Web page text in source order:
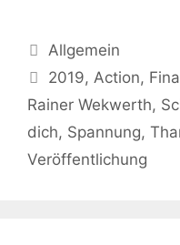
Allgemein
2019, Action,
Rainer Wekwerth,
dich, Spannung,
Veröffentlichung